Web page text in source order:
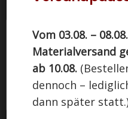
Freizeitflyer für
Sommerfreizeiten
0,00€
In den Warenkorb
Diese Seite nutzt
"Einverstanden"
Einstellungen
Vom 03.08. –
Materialversand
ab 10.08.
dennoch –
dann später